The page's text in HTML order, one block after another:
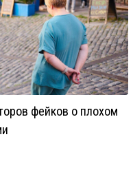
фейков о плохом